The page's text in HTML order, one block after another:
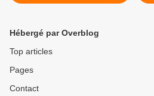
Hébergé par Overblog
Top articles
Pages
Contact